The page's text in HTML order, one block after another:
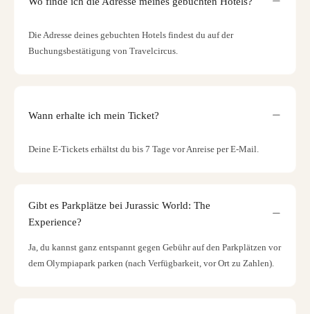
Die Adresse deines gebuchten Hotels findest du auf der
Buchungsbestätigung von Travelcircus.
Wann erhalte ich mein Ticket?
Deine E-Tickets erhältst du bis 7 Tage vor Anreise per E-Mail.
Gibt es Parkplätze bei Jurassic World: The
Experience?
Ja, du kannst ganz entspannt gegen Gebühr auf den Parkplätzen vor
dem Olympiapark parken (nach Verfügbarkeit, vor Ort zu Zahlen).